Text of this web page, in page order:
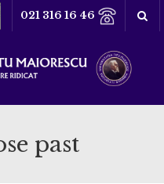
021 316 16 46
past